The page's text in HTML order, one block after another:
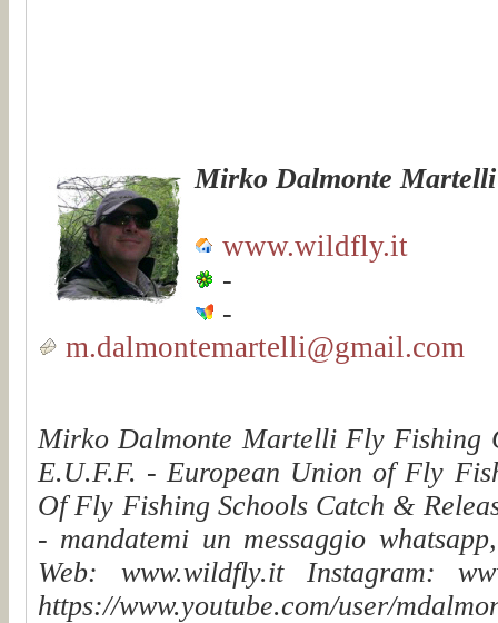
Mirko Dalmonte Martelli
www.wildfly.it
-
-
m.dalmontemartelli@gmail.com
Mirko Dalmonte Martelli Fly
E.U.F.F. - European Union of Fly
Of Fly Fishing Schools Catch &
- mandatemi un messaggio
Web: www.wildfly.it Instagram:
https://www.youtube.com/user/